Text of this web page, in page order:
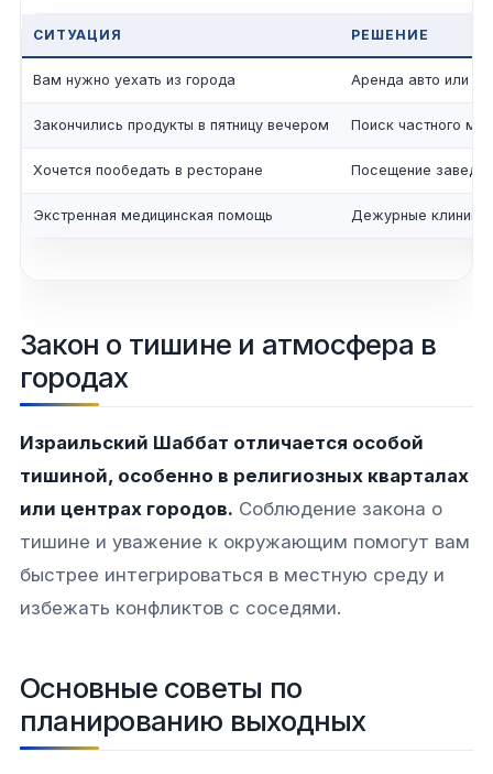
СИТУАЦИЯ РЕШЕНИЕ
Вам нужно уехать из города Аренда авто или
Закончились продукты в пятницу вечером Поиск частного
Хочется пообедать в ресторане Посещение
Экстренная медицинская помощь Дежурные клиники
Закон о тишине и атмосфера в
городах
Израильский Шаббат отличается особой
тишиной, особенно в религиозных кварталах
или центрах городов. Соблюдение закона о
тишине и уважение к окружающим помогут вам
быстрее интегрироваться в местную среду и
избежать конфликтов с соседями.
Основные советы по
планированию выходных